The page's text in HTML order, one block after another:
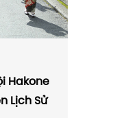
Hakone
Lịch Sử